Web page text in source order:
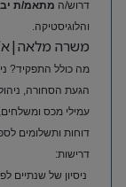
דרוש/ה מתאמ/ת
והלוגיסטיקה.
משרה מלאה|א’-
מה כולל התפקיד?
הגעת הסחורה,
עמילי מכס ומשלחים,
דוחות ותשלומים
דרישות:
ניסיון של שנתיים